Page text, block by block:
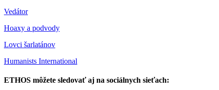
Vedátor
Hoaxy a podvody
Lovci šarlatánov
Humanists International
ETHOS môžete sledovať aj na sociálnych sieťach: